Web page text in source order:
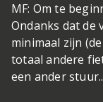
MF: Om te
Ondanks dat de
minimaal zijn
totaal andere
een ander